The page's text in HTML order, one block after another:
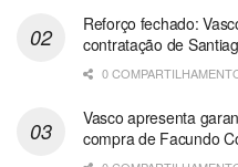
Reforço fechado:
contratação de
0
Vasco apresenta
compra de Facundo